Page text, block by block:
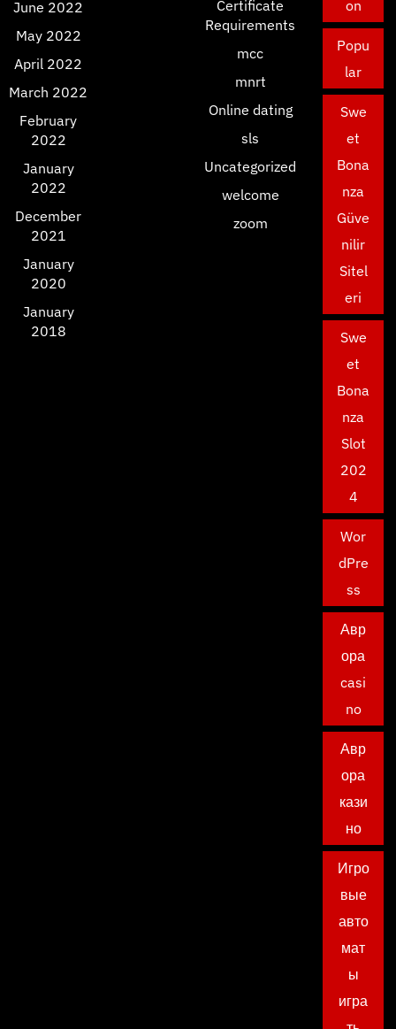
June 2022
May 2022
April 2022
March 2022
February
2022
January
2022
December
2021
January
2020
January
2018
Certificate
Requirements
mcc
mnrt
Online dating
sls
Uncategorized
welcome
zoom
on
Popu
lar
Swe
et
Bona
nza
Güve
nilir
Sitel
eri
Swe
et
Bona
nza
Slot
202
4
Wor
dPre
ss
Авр
ора
casi
no
Авр
ора
кази
но
Игро
вые
авто
мат
ы
игра